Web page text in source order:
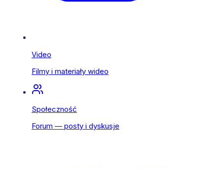
Video
Filmy i materiały wideo
Społeczność
Forum — posty i dyskusje